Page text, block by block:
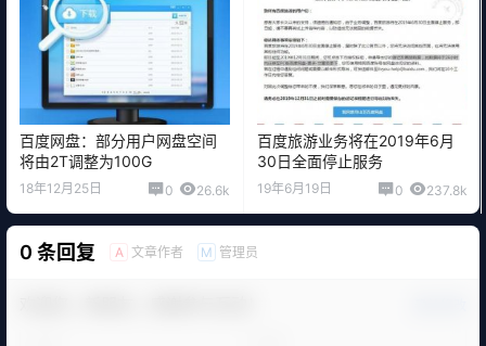
百度网盘：部分用户网盘空间
将由2T调整为100G
18年12月25日 0 26.6k
百度旅游业务将在2019年6月
30日全面停止服务
19年6月19日 0 237.8k
0 条回复 A 文章作者 M 管理员